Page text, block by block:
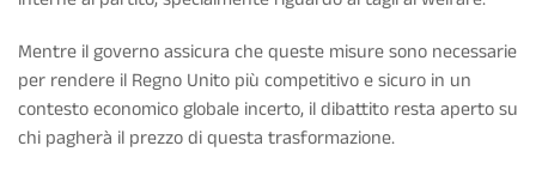
Mentre il governo assicura che queste misure sono necessarie
per rendere il Regno Unito più competitivo e sicuro in un
contesto economico globale incerto, il dibattito resta aperto su
chi pagherà il prezzo di questa trasformazione.